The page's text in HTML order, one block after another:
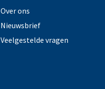
Over ons
Nieuwsbrief
Veelgestelde vragen